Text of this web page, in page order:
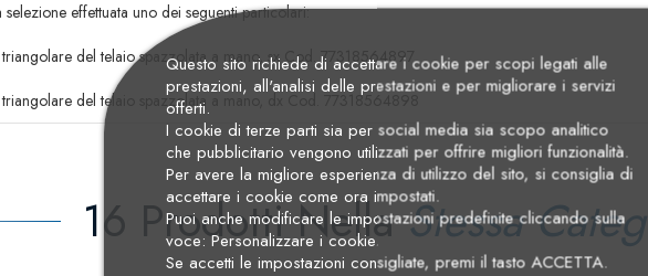
effettuata uno dei seguenti particolari:
del telaio spazzolata a mano, sx Cod. 77318564897
del telaio spazzolata a mano, dx Cod. 77318564898
16 Prodotti NellaStessa
Questo sito richiede di accettare i cookie per scopi legati alle
prestazioni, all'analisi delle prestazioni e per migliorare i servizi
offerti.
I cookie di terze parti sia per social media sia scopo analitico
che pubblicitario vengono utilizzati per offrire migliori funzionalità.
Per avere la migliore esperienza di utilizzo del sito, si consiglia di
accettare i cookie come ora impostati.
Puoi anche modificare le impostazioni predefinite cliccando sulla
voce: Personalizzare i cookie.
Se accetti le impostazioni consigliate, premi il tasto ACCETTA.